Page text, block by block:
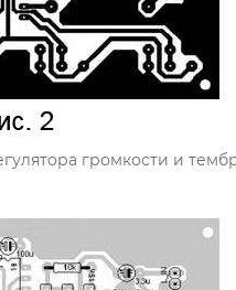
громкости и